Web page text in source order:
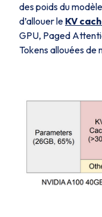
des poids du
d’allouer le KV
GPU, Paged
Tokens allouées de